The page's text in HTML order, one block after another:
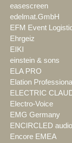
easescreen
edelmat.GmbH
EFM Event
Ehrgeiz
EIKI
einstein & sons
ELA PRO
Elation
ELECTRIC
Electro-Voice
EMG Germany
ENCIRCLED
Encore EMEA